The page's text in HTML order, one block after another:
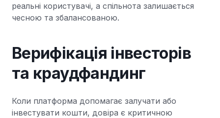
реальні користувачі, а спільнота залишається
чесною та збалансованою.
Верифікація інвесторів
та краудфандинг
Коли платформа допомагає залучати або
інвестувати кошти, довіра є критичною